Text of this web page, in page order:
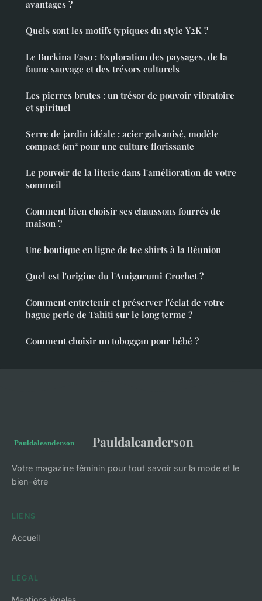
avantages ?
Quels sont les motifs typiques du style Y2K ?
Le Burkina Faso : Exploration des paysages, de la
faune sauvage et des trésors culturels
Les pierres brutes : un trésor de pouvoir vibratoire
et spirituel
Serre de jardin idéale : acier galvanisé, modèle
compact 6m² pour une culture florissante
Le pouvoir de la literie dans l'amélioration de votre
sommeil
Comment bien choisir ses chaussons fourrés de
maison ?
Une boutique en ligne de tee shirts à la Réunion
Quel est l'origine du l'Amigurumi Crochet ?
Comment entretenir et préserver l'éclat de votre
bague perle de Tahiti sur le long terme ?
Comment choisir un toboggan pour bébé ?
Pauldaleanderson
Votre magazine féminin pour tout savoir sur la mode et le
bien-être
LIENS
Accueil
LÉGAL